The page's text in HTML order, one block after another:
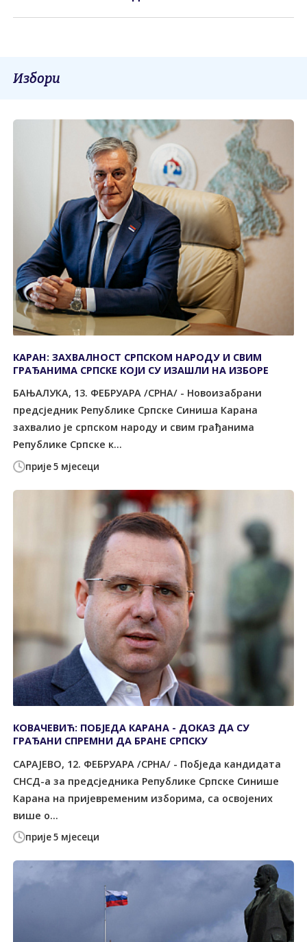
Избори
прије 5 мјесеци
КАРАН: ЗАХВАЛНОСТ СРПСКОМ НАРОДУ И СВИМ
ГРАЂАНИМА СРПСКЕ КОЈИ СУ ИЗАШЛИ НА ИЗБОРЕ
БАЊАЛУКА, 13. ФЕБРУАРА /СРНА/ - Новоизабрани
предсједник Републике Српске Синиша Карана
захвалио је српском народу и свим грађанима
Републике Српске к...
прије 5 мјесеци
КОВАЧЕВИЋ: ПОБЈЕДА КАРАНА - ДОКАЗ ДА СУ
ГРАЂАНИ СПРЕМНИ ДА БРАНЕ СРПСКУ
САРАЈЕВО, 12. ФЕБРУАРА /СРНА/ - Побједа кандидата
СНСД-а за предсједника Републике Српске Синише
Карана на пријевременим изборима, са освојених
више о...